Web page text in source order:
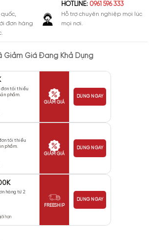
đơn hàng
HOTLINE: 0961 596 333
Hỗ trợ chuyên nghiệp mọi lúc
mọi nơi.
Giảm Giá Đang Khả Dụng
đơn tối thiểu
phẩm.
GIẢM GIÁ
DÙNG NGAY
tối thiểu
phẩm.
GIẢM GIÁ
DÙNG NGAY
hàng từ 2
hạn
FREESHIP
DÙNG NGAY